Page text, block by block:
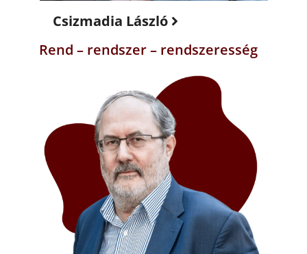
Csizmadia László
Rend – rendszer – rendszeresség